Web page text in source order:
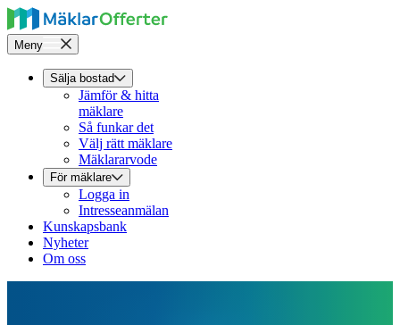
Meny
Sälja bostad
Jämför & hitta
mäklare
Så funkar det
Välj rätt mäklare
Mäklararvode
För mäklare
Logga in
Intresseanmälan
Kunskapsbank
Nyheter
Om oss